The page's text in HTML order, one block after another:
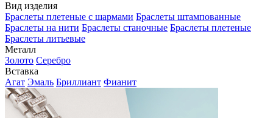
Вид изделия
Браслеты плетеные с шармами Браслеты штампованные
Браслеты на нити Браслеты станочные Браслеты плетеные
Браслеты литьевые
Металл
Золото Серебро
Вставка
Агат Эмаль Бриллиант Фианит